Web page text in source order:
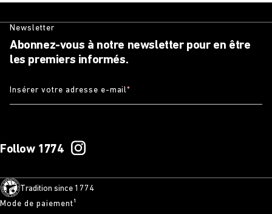
Newsletter
Abonnez-vous à notre newsletter pour en être
les premiers informés.
Insérer votre adresse e-mail*
Follow 1774
Tradition since 1774
Mode de paiement¹